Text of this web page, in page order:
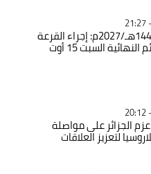
حج موسم 1448هـ/2027م: إجراء القرعة
السبت 15 أوت
الجزائر على مواصلة
لتعزيز العلاقات